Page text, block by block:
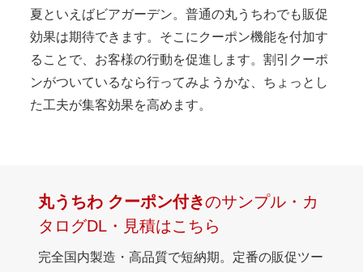
夏といえばビアガーデン。普通の丸うちわでも販促
効果は期待できます。そこにクーポン機能を付加す
ることで、お客様の行動を促進します。割引クーポ
ンがついているなら行ってみようかな、ちょっとし
た工夫が集客効果を高めます。
丸うちわ クーポン付きのサンプル・カ
タログDL・見積はこちら
完全国内製造・高品質で短納期。定番の販促ツー